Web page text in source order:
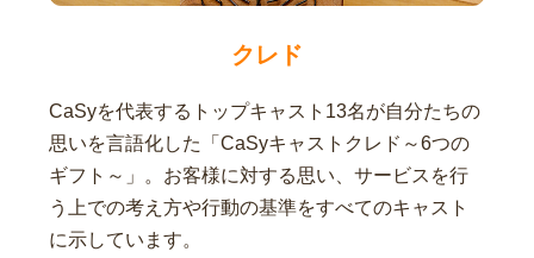
クレド
CaSyを代表するトップキャスト13名が自分たちの
思いを言語化した「CaSyキャストクレド～6つの
ギフト～」。お客様に対する思い、サービスを行
う上での考え方や行動の基準をすべてのキャスト
に示しています。